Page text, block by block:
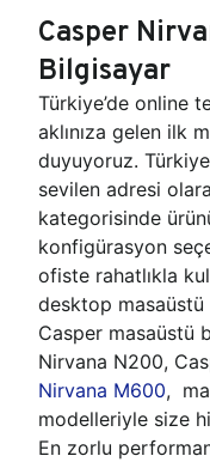
Casper
Bilgisayar
Türkiye’de online
aklınıza gelen ilk
duyuyoruz.
sevilen adresi
kategorisinde
konfigürasyon
ofiste rahatlıkla
desktop
Casper masaüstü
Nirvana N200,
Nirvana M600,
modelleriyle size
En zorlu